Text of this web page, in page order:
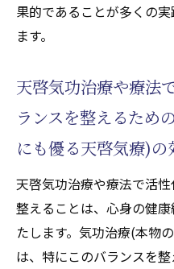
果的であることが多くの
ます。
天啓気功治療や療法
ランスを整えるため
にも優る天啓気療)の
天啓気功治療や療法で活
整えることは、心身の健
たします。気功治療(本物
は、特にこのバランスを